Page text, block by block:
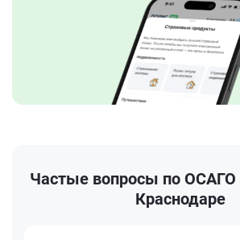
Частые вопросы по ОСАГО
Краснодаре